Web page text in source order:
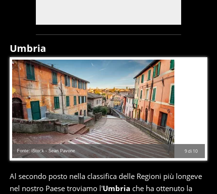
Umbria
9di 10
Fonte: iStock - Sean Pavone
Al secondo posto nella classifica delle Regioni più longeve
nel nostro Paese troviamo l'Umbria che ha ottenuto la